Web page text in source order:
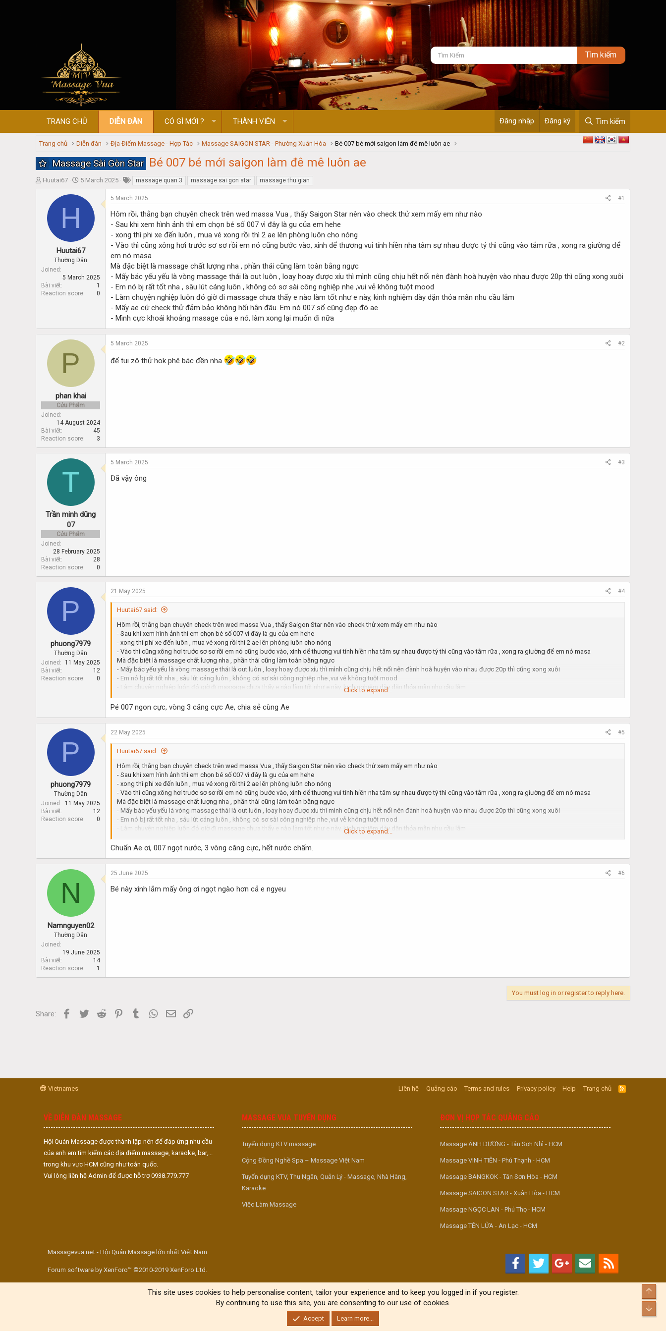
TRANG CHỦ DIỄN ĐÀN CÓ GÌ MỚI ? THÀNH VIÊN Đăng nhập Đăng ký Tìm kiếm
Trang chủ Diễn đàn Địa Điểm Massage - Hợp Tác Massage SAIGON STAR - Phường Xuân Hòa Bé 007 bé mới saigon làm đê mê luôn ae
Massage Sài Gòn Star Bé 007 bé mới saigon làm đê mê luôn ae
T
t
r
Huutai67
S
a
t
e
5 March 2025 massage quan 3 massage sai gon star massage thu gian
H
Huutai67
Thường Dân
Joined
5 March 2025
Bài viết
1
Reaction score
0
5 March 2025 #1
Hôm rồi, thằng bạn chuyên check trên wed massa Vua , thấy Saigon Star nên vào check thử xem mấy em như nào
- Sau khi xem hình ảnh thì em chọn bé số 007 vì đây là gu của em hehe
- xong thì phi xe đến luôn , mua vé xong rồi thì 2 ae lên phòng luôn cho nóng
- Vào thì cũng xông hơi trước sơ sơ rồi em nó cũng bước vào, xinh dể thương vui tính hiền nha tâm sự nhau được tý thì cũng vào tắm rữa , xong ra giường để
em nó masa
Mà đặc biệt là massage chất lượng nha , phần thái cũng làm toàn bằng ngực
- Mấy bác yếu yếu là vòng massage thái là out luôn , loay hoay được xíu thì mình cũng chịu hết nổi nên đành hoà huyện vào nhau được 20p thì cũng xong xuôi
- Em nó bj rất tốt nha , sâu lút cáng luôn , không có sơ sài công nghiệp nhe ,vui vẻ không tuột mood
- Làm chuyện nghiệp luôn đó giờ đi massage chưa thấy e nào làm tốt như e này, kinh nghiệm dày dặn thỏa mãn nhu cầu lắm
- Mấy ae cứ check thử đảm bảo không hối hận đâu. Em nó 007 số cũng đẹp đó ae
- Mình cực khoái khoảng masage của e nó, làm xong lại muốn đi nữa
P
phan khai
Cửu Phẩm
Joined
14 August 2024
Bài viết
45
Reaction score
3
5 March 2025 #2
để tui zô thử hok phê bác đền nha
T
Trần minh dũng
07
Cửu Phẩm
Joined
28 February 2025
Bài viết
28
Reaction score
0
5 March 2025 #3
Đã vậy ông
P
phuong7979
Thường Dân
Joined
11 May 2025
Bài viết
12
Reaction score
0
21 May 2025 #4
Huutai67 said:
Hôm rồi, thằng bạn chuyên check trên wed massa Vua , thấy Saigon Star nên vào check thử xem mấy em như nào
- Sau khi xem hình ảnh thì em chọn bé số 007 vì đây là gu của em hehe
- xong thì phi xe đến luôn , mua vé xong rồi thì 2 ae lên phòng luôn cho nóng
- Vào thì cũng xông hơi trước sơ sơ rồi em nó cũng bước vào, xinh dể thương vui tính hiền nha tâm sự nhau được tý thì cũng vào tắm rữa , xong ra giường để em nó masa
Mà đặc biệt là massage chất lượng nha , phần thái cũng làm toàn bằng ngực
- Mấy bác yếu yếu là vòng massage thái là out luôn , loay hoay được xíu thì mình cũng chịu hết nổi nên đành hoà huyện vào nhau được 20p thì cũng xong xuôi
- Em nó bj rất tốt nha , sâu lút cáng luôn , không có sơ sài công nghiệp nhe ,vui vẻ không tuột mood
- Làm chuyện nghiệp luôn đó giờ đi massage chưa thấy e nào làm tốt như e này, kinh nghiệm dày dặn thỏa mãn nhu cầu lắm
- Mình cực khoái khoảng masage của e nó, làm xong lại muốn đi nữa
Click to expand...
Pé 007 ngon cực, vòng 3 căng cực Ae, chia sẻ cùng Ae
P
phuong7979
Thường Dân
Joined
11 May 2025
Bài viết
12
Reaction score
0
22 May 2025 #5
Huutai67 said:
Hôm rồi, thằng bạn chuyên check trên wed massa Vua , thấy Saigon Star nên vào check thử xem mấy em như nào
- Sau khi xem hình ảnh thì em chọn bé số 007 vì đây là gu của em hehe
- xong thì phi xe đến luôn , mua vé xong rồi thì 2 ae lên phòng luôn cho nóng
- Vào thì cũng xông hơi trước sơ sơ rồi em nó cũng bước vào, xinh dể thương vui tính hiền nha tâm sự nhau được tý thì cũng vào tắm rữa , xong ra giường để em nó masa
Mà đặc biệt là massage chất lượng nha , phần thái cũng làm toàn bằng ngực
- Mấy bác yếu yếu là vòng massage thái là out luôn , loay hoay được xíu thì mình cũng chịu hết nổi nên đành hoà huyện vào nhau được 20p thì cũng xong xuôi
- Em nó bj rất tốt nha , sâu lút cáng luôn , không có sơ sài công nghiệp nhe ,vui vẻ không tuột mood
- Làm chuyện nghiệp luôn đó giờ đi massage chưa thấy e nào làm tốt như e này, kinh nghiệm dày dặn thỏa mãn nhu cầu lắm
- Mình cực khoái khoảng masage của e nó, làm xong lại muốn đi nữa
Click to expand...
Chuẩn Ae ơi, 007 ngọt nước, 3 vòng căng cực, hết nước chấm.
N
Namnguyen02
Thường Dân
Joined
19 June 2025
Bài viết
14
Reaction score
1
25 June 2025 #6
Bé này xinh lắm mấy ông ơi ngọt ngào hơn cả e ngyeu
You must log in or register to reply here.
Share: Facebook
Twitter Reddit PinterestTumblr WhatsApp
Email
Vietnames Liên hệ Quảng cáo Terms and rules Privacy policy Help Trang chủ
R
S
VỀ DIỄN ĐÀN MASSAGE
Hội Quán Massage được thành lập nên để đáp ứng nhu cầu
của anh em tìm kiếm các địa điểm massage, karaoke, bar,...
trong khu vực HCM cũng như toàn quốc.
Vui lòng liên hệ Admin để được hỗ trợ 0938.779.777
MASSAGE VUA TUYỂN DỤNG
Tuyển dụng KTV massage
Cộng Đồng Nghề Spa – Massage Việt Nam
Tuyển dụng KTV, Thu Ngân, Quản Lý - Massage, Nhà Hàng,
Karaoke
Việc Làm Massage
ĐƠN VỊ HỢP TÁC QUẢNG CÁO
Massage ÁNH DƯƠNG - Tân Sơn Nhì - HCM
Massage VINH TIÊN - Phú Thạnh - HCM
Massage BANGKOK - Tân Sơn Hòa - HCM
Massage SAIGON STAR - Xuân Hòa - HCM
Massage NGỌC LAN - Phú Thọ - HCM
Massage TÊN LỬA - An Lạc - HCM
Massagevua.net - Hội Quán Massage lớn nhất Việt Nam
Forum software by XenForo™ ©2010-2019 XenForo Ltd.
This site uses cookies to help personalise content, tailor your experience and to keep you logged in if you register.
By continuing to use this site, you are consenting to our use of cookies.
Accept Learn more...
Top